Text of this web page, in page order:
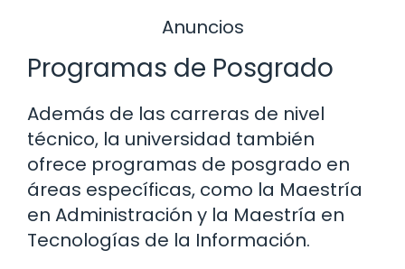
Anuncios
Programas de Posgrado
Además de las carreras de nivel
técnico, la universidad también
ofrece programas de posgrado en
áreas específicas, como la Maestría
en Administración y la Maestría en
Tecnologías de la Información.